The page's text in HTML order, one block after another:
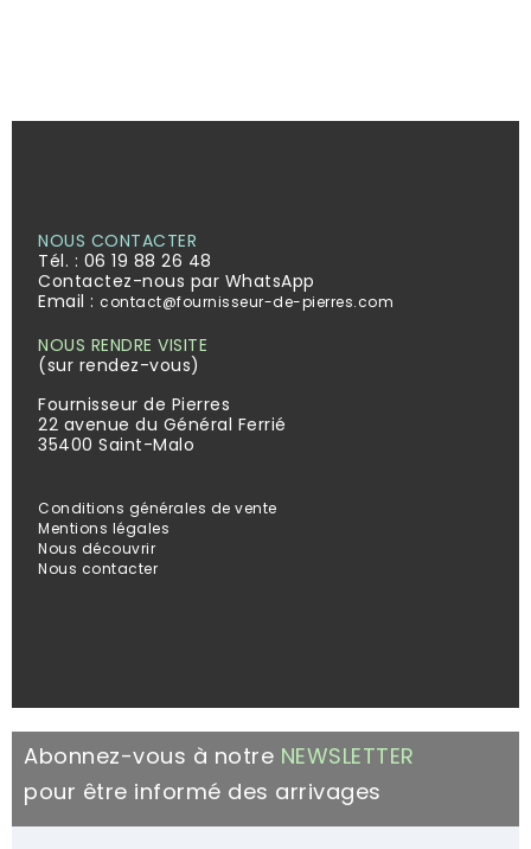
NOUS CONTACTER
Tél. : 06 19 88 26 48
Contactez-nous par WhatsApp
Email : contact@fournisseur-de-pierres.com
NOUS RENDRE VISITE
(sur rendez-vous)
Fournisseur de Pierres
22 avenue du Général Ferrié
35400 Saint-Malo
Conditions générales de vente
Mentions légales
Nous découvrir
Nous contacter
Abonnez-vous à notre NEWSLETTER
pour être informé des arrivages